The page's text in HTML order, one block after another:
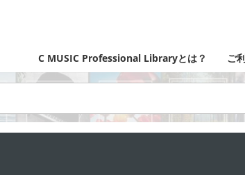
C MUSIC Professional Libraryとは？ ご